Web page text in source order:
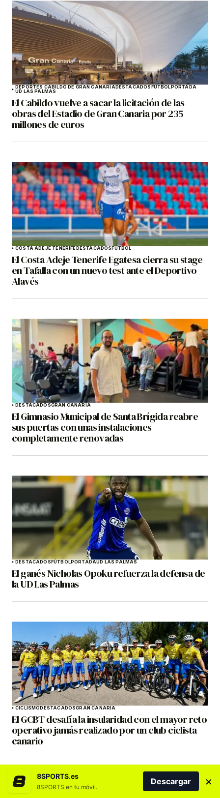
DEPORTES CABILDO DE GRAN CANARIADESTACADOS FÚTBOL PORTADA
UD LAS PALMAS
El Cabildo vuelve a sacar la licitación de las
obras del Estadio de Gran Canaria por 235
millones de euros
COSTA ADEJE TENERIFE DESTACADOS FÚTBOL
El Costa Adeje Tenerife Egatesa cierra su stage
en Tafalla con un nuevo test ante el Deportivo
Alavés
DESTACADOSGRAN CANARIA
El Gimnasio Municipal de Santa Brígida reabre
sus puertas con unas instalaciones
completamente renovadas
DESTACADOS FÚTBOLPORTADAUD LAS PALMAS
El ganés Nicholas Opoku refuerza la defensa de
la UD Las Palmas
CICLISMO DESTACADOSGRAN CANARIA
El GCBT desafía la insularidad con el mayor reto
operativo jamás realizado por un club ciclista
canario
8SPORTS.es
8SPORTS en tu móvil.
Descargar ×